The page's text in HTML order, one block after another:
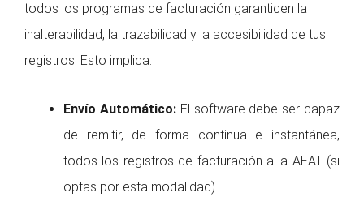
todos los programas de facturación garanticen la
inalterabilidad, la trazabilidad y la accesibilidad de tus
registros. Esto implica:
Envío Automático:El software debe ser capaz
de remitir, de forma continua e instantánea,
todos los registros de facturación a la AEAT (si
optas por esta modalidad).